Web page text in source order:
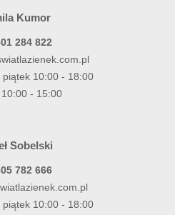
Kumor
284 822
piątek 10:00 - 18:00
- 15:00
Sobelski
782 666
piątek 10:00 - 18:00